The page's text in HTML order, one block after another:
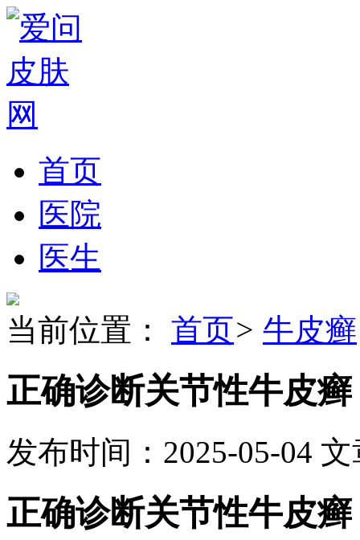
首页
医院
医生
当前位置： 首页> 牛皮癣
正确诊断关节性牛皮癣
发布时间：2025-05-04 文
正确诊断关节性牛皮癣